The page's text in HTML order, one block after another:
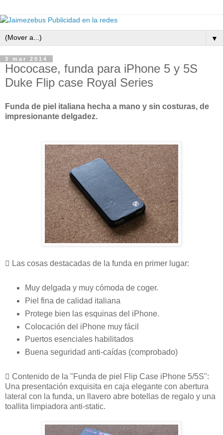
▼
3 mar 2014
Hococase, funda para iPhone 5 y 5S
Duke Flip case Royal Series
Funda de piel italiana hecha a mano y sin costuras, de
impresionante delgadez.
 Las cosas destacadas de la funda en primer lugar:
Muy delgada y muy cómoda de coger.
Piel fina de calidad italiana
Protege bien las esquinas del iPhone.
Colocación del iPhone muy fácil
Puertos esenciales habilitados
Buena seguridad anti-caídas (comprobado)
 Contenido de la "Funda de piel Flip Case iPhone 5/5S":
Una presentación exquisita en caja elegante con abertura
lateral con la funda, un llavero abre botellas de regalo y una
toallita limpiadora anti-static.